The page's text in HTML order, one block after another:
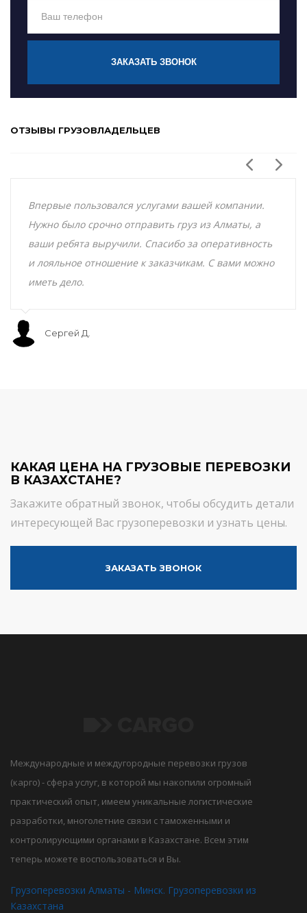
ЗАКАЗАТЬ ЗВОНОК
ОТЗЫВЫ ГРУЗОВЛАДЕЛЬЦЕВ
Впервые пользовался услугами вашей компании.
Нужно было срочно отправить груз из Алматы, а
ваши ребята выручили. Спасибо за оперативность
и лояльное отношение к заказчикам. С вами можно
иметь дело.
Сергей Д.
КАКАЯ ЦЕНА НА ГРУЗОВЫЕ ПЕРЕВОЗКИ
В КАЗАХСТАНЕ?
Закажите обратный звонок, чтобы обсудить детали
интересующей Вас грузоперевозки и узнать цены.
ЗАКАЗАТЬ ЗВОНОК
Международные и междугородные перевозки грузов
(карго) - сфера услуг, в которой мы накопили огромный
практический опыт, имеем уникальные логистические
разработки, многолетние связи с таможенными и
контролирующими органами в Казахстане. Всем этим
теперь можете воспользоваться и Вы.
Грузоперевозки Алматы - Минск. Грузоперевозки из
Казахстана